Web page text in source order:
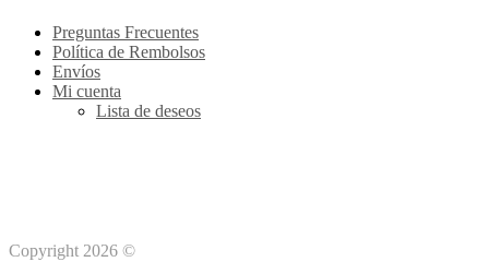
Preguntas Frecuentes
Política de Rembolsos
Envíos
Mi cuenta
Lista de deseos
Copyright 2026 ©